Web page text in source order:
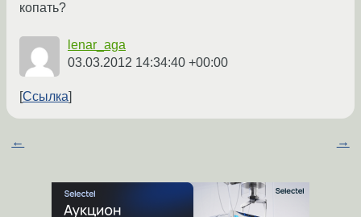
копать?
lenar_aga
03.03.2012 14:34:40 +00:00
Ссылка
← →